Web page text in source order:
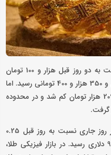
امروز قیمت هر گرم طلای 18 نسبت به دو روز قبل هزار و 100 تومان
افزایش پیدا کرد و به مرز 2 میلیون و 350 هزار و 400 تومانی رسید. اما
نرخ سکه در مقایسه با پنج شنبه 209 هزار تومان کم شد و در محدوده
به گزارش کاماپرس، نرخ اونس در روز جاری نسبت به روز قبل 0.25
درصد کم شد و به مرز هزار و 954 دلاری رسید. در بازار فیزیکی طلا،